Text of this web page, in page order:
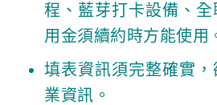
程、藍芽打卡設備、
用金須續約時方能使用
填表資訊須完整確實
業資訊。